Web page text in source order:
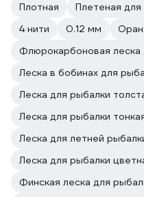
Плотная
Плетеная для
4 нити
0.12 мм
Флюрокарбоновая леска
Леска в бобинах для
Леска для рыбалки
Леска для рыбалки
Леска для летней
Леска для рыбалки
Финская леска для